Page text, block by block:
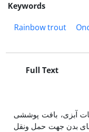
Keywords
Rainbow trout
Full Text
آبزی، بافت پوششی
های بدن جهت حمل ونقل